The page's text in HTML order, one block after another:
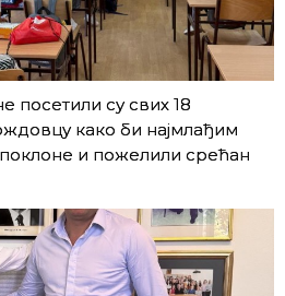
су свих 18
како би најмлађим
и пожелили срећан